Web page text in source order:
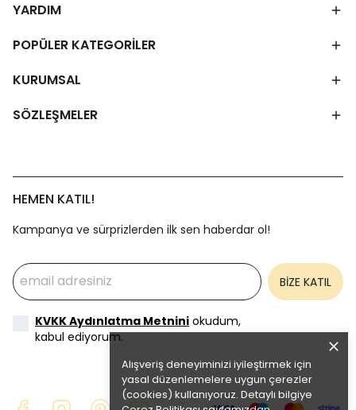
Alışveriş deneyiminizi iyileştirmek için
yasal düzenlemelere uygun çerezler
(cookies) kullanıyoruz. Detaylı bilgiye
YARDIM
POPÜLER KATEGORİLER
KURUMSAL
SÖZLEŞMELER
HEMEN KATIL!
Kampanya ve sürprizlerden ilk sen haberdar ol!
BİZE KATIL
KVKK Aydınlatma Metnini okudum,
kabul ediyorum.